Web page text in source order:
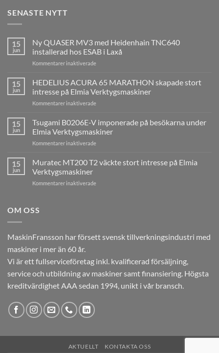
SENASTE NYTT
15
jun
Ny QUASER MV3 med Heidenhain TNC640
installerad hos ESAB i Laxå
Kommentarer inaktiverade
QUASER
med
installerad
hos
15
jun
HEDELIUS ACURA 65 MARATHON skapade stort
intresse på Elmia Verktygsmaskiner
Kommentarer inaktiverade
ACURA
MARATHON
intresse
15
jun
Tsugami B0206E-V imponerade på besökarna under
Elmia Verktygsmaskiner
Kommentarer inaktiverade
B0206E-
15
jun
Muratec MT200 T2 väckte stort intresse på Elmia
Verktygsmaskiner
Kommentarer inaktiverade
på
OM OSS
MaskinFransson har försett svensk tillverkningsindustri med
maskiner i mer än 60 år.
Vi är ett fullserviceföretag inkl. kvalificerad försäljning,
service och utbildning av maskiner samt finansiering. Högsta
kreditvärdighet AAA sedan 1994, unikt i vår bransch.
AKTUELLT KONTAKTA OSS